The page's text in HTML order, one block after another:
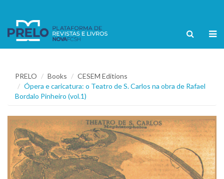
PRELO Books
CESEM Editions
Ópera e caricatura: o Teatro de S. Carlos na obra de Rafael
Bordalo Pinheiro (vol.1)